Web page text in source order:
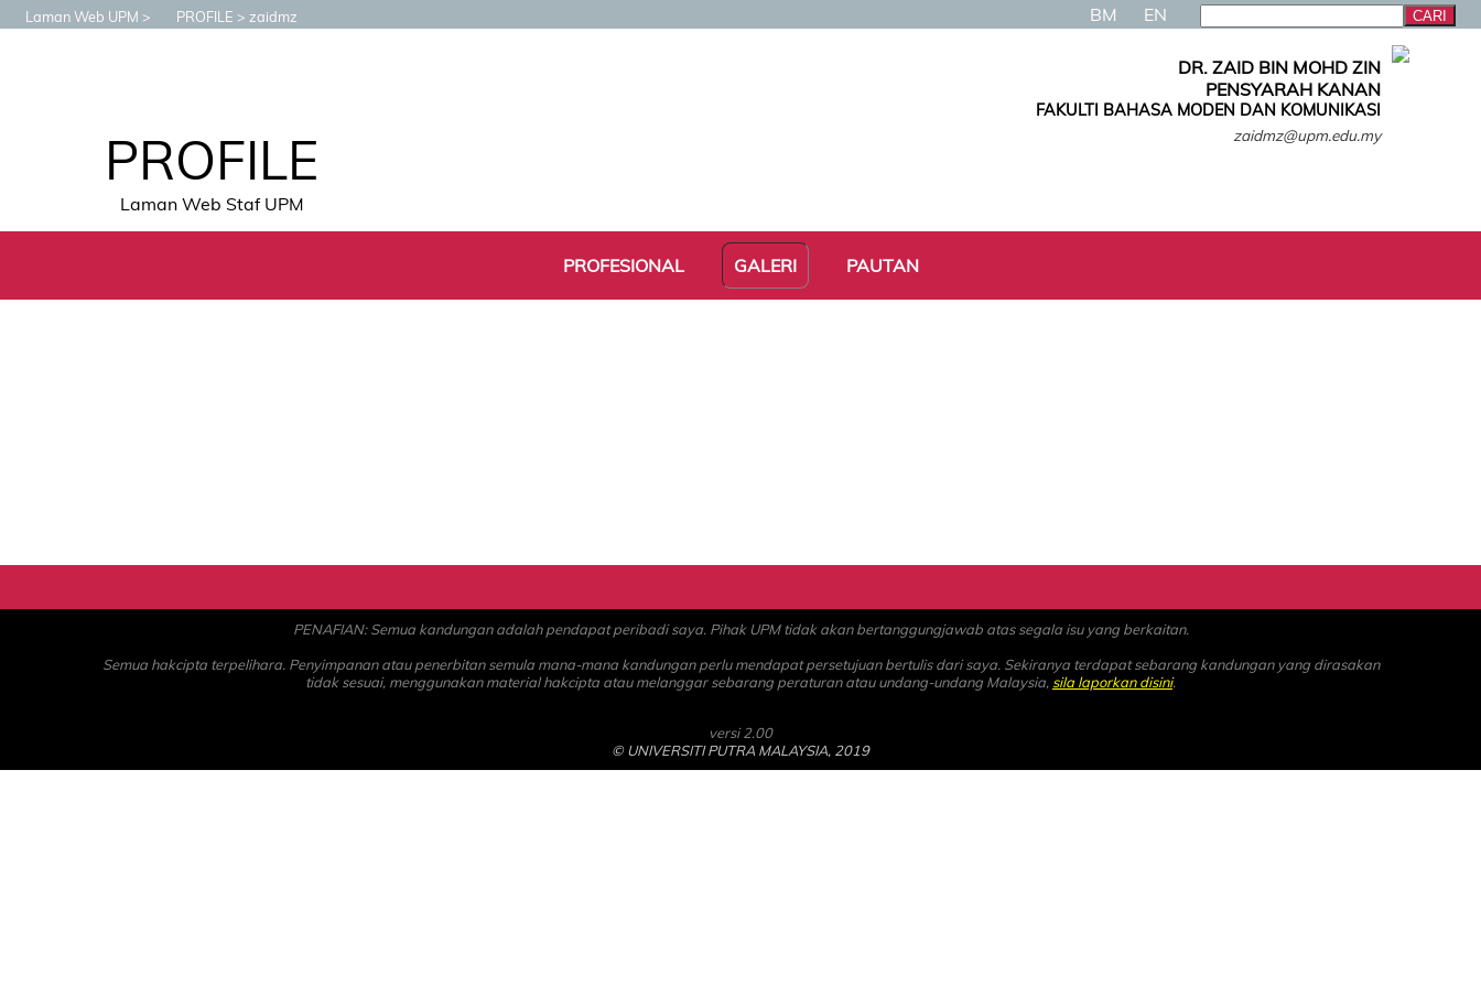
Laman Web UPM PROFILE zaidmz BM EN
PROFILE
Laman Web Staf UPM
DR. ZAID BIN MOHD ZIN
PENSYARAH KANAN
FAKULTI BAHASA MODEN DAN KOMUNIKASI
zaidmz@upm.edu.my
PROFESIONAL GALERI PAUTAN
PENAFIAN: Semua kandungan adalah pendapat peribadi saya. Pihak UPM tidak akan bertanggungjawab atas segala isu yang berkaitan.
Semua hakcipta terpelihara. Penyimpanan atau penerbitan semula mana-mana kandungan perlu mendapat persetujuan bertulis dari saya. Sekiranya terdapat sebarang kandungan yang dirasakan
tidak sesuai, menggunakan material hakcipta atau melanggar sebarang peraturan atau undang-undang Malaysia, sila laporkan disini.
versi 2.00
© UNIVERSITI PUTRA MALAYSIA, 2019